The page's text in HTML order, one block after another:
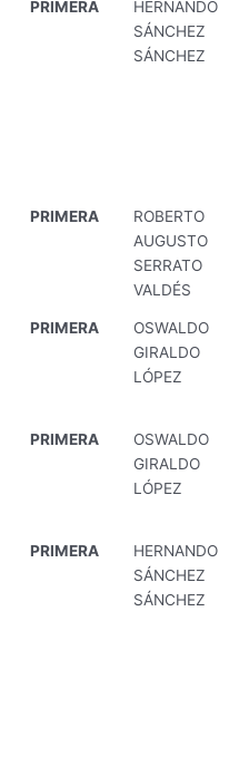
PRIMERA
HERNANDO
SÁNCHEZ
SÁNCHEZ
PRIMERA
ROBERTO
AUGUSTO
SERRATO
VALDÉS
PRIMERA
OSWALDO
GIRALDO
LÓPEZ
PRIMERA
OSWALDO
GIRALDO
LÓPEZ
PRIMERA
HERNANDO
SÁNCHEZ
SÁNCHEZ